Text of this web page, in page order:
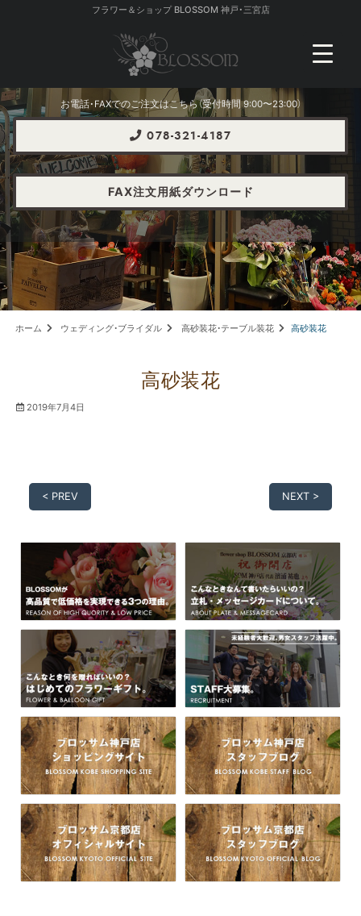
フラワー＆ショップ BLOSSOM 神戸・三宮店
お電話・FAXでのご注文はこちら（受付時間 9:00〜23:00）
078-321-4187
FAX注文用紙ダウンロード
ホーム ウェディング・ブライダル 高砂装花・テーブル装花 高砂装花
高砂装花
2019年7月4日
< PREV NEXT >